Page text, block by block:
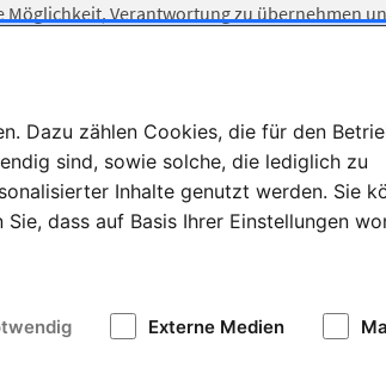
Verantwortung zu übernehmen
Team
Dazu zählen Cookies, die für den
sind, sowie solche, die lediglich zu
Inhalte genutzt werden. Sie
dass auf Basis Ihrer Einstellungen
Externe Medien